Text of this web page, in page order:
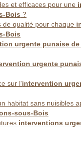
et efficaces pour une
Bois ?
de qualité pour chaque
Bois
urgente punaise
urgente
sur l'intervention
habitat sans nuisibles
sous-Bois
interventions